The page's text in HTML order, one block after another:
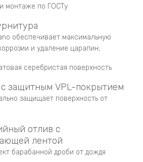
монтаже по ГОСТу
обеспечивает максимальную
и удаление царапин;
серебристая поверхность
защитным VPL-покрытием
защищает поверхность от
отлив с
лентой
барабанной дроби от дождя